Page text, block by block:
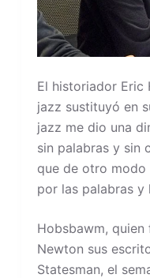
El historiador Eric
jazz sustituyó en
jazz me dio una
sin palabras y sin
que de otro modo
por las palabras
Hobsbawm,
Newton sus
Statesman, el